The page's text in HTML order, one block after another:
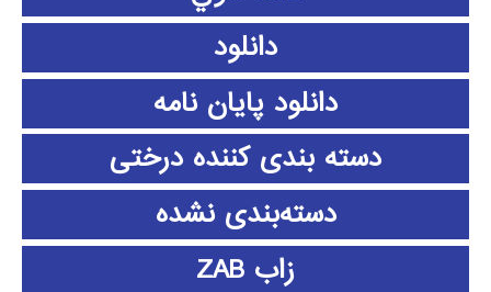
دانلود
دانلود پايان نامه
دسته بندی کننده درختی
دسته‌بندی نشده
زاب ZAB